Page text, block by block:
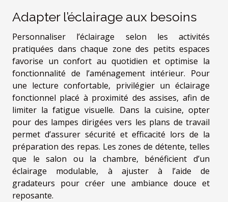
Adapter l’éclairage aux besoins
Personnaliser l’éclairage selon les activités
pratiquées dans chaque zone des petits espaces
favorise un confort au quotidien et optimise la
fonctionnalité de l’aménagement intérieur. Pour
une lecture confortable, privilégier un éclairage
fonctionnel placé à proximité des assises, afin de
limiter la fatigue visuelle. Dans la cuisine, opter
pour des lampes dirigées vers les plans de travail
permet d’assurer sécurité et efficacité lors de la
préparation des repas. Les zones de détente, telles
que le salon ou la chambre, bénéficient d’un
éclairage modulable, à ajuster à l’aide de
gradateurs pour créer une ambiance douce et
reposante.